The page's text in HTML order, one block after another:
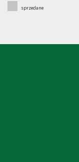
sprzedane